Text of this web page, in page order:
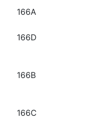
166A
166D
166B
166C